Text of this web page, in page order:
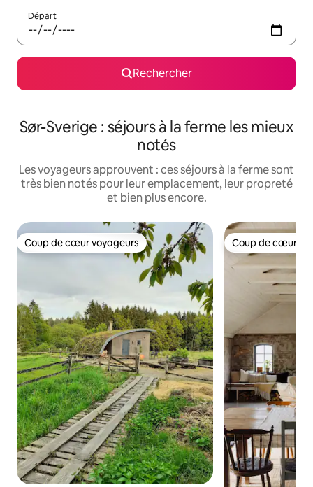
Départ
Rechercher
Sør-Sverige : séjours à la ferme les mieux
notés
Les voyageurs approuvent : ces séjours à la ferme sont
très bien notés pour leur emplacement, leur propreté
et bien plus encore.
Coup de cœur voyageurs
Coup de cœur voyageurs Coup de cœur
Coup de cœur